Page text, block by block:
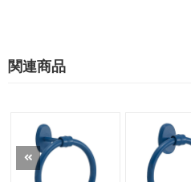
関連商品